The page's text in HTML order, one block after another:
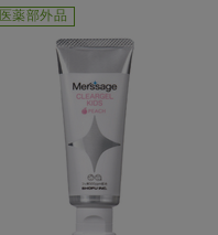
医薬部外品